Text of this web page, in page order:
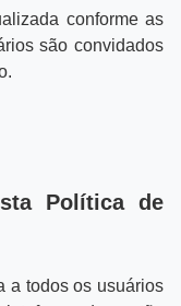
conforme as
são convidados
Política de
a todos os usuários